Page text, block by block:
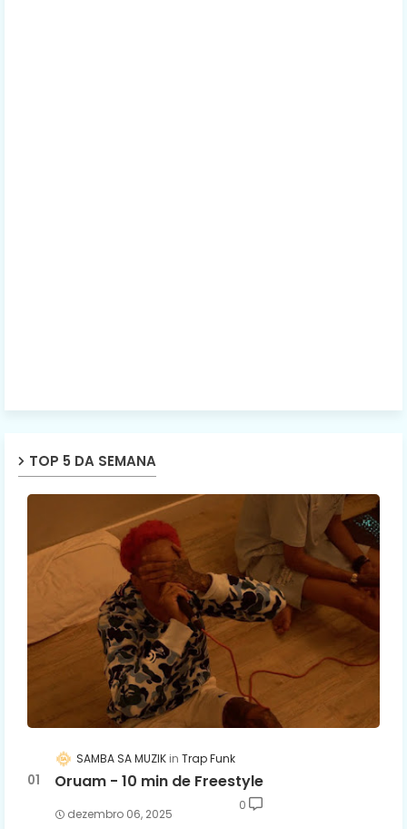
TOP 5 DA SEMANA
SAMBA SA MUZIK Trap Funk
Oruam - 10 min de Freestyle
dezembro 06, 2025
0